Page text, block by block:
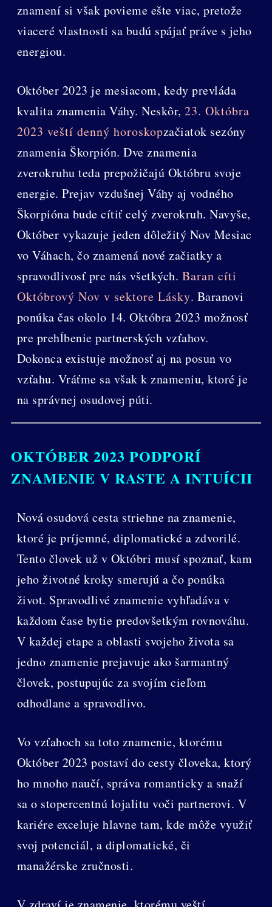
znamení si však povieme ešte viac, pretože
viaceré vlastnosti sa budú spájať práve s jeho
energiou.
Október 2023 je mesiacom, kedy prevláda
kvalita znamenia Váhy. Neskôr,23. Októbra
2023 veští denný horoskopzačiatok sezóny
znamenia Škorpión. Dve znamenia
zverokruhu teda prepožičajú Októbru svoje
energie. Prejav vzdušnej Váhy aj vodného
Škorpióna bude cítiť celý zverokruh. Navyše,
Október vykazuje jeden dôležitý Nov Mesiac
vo Váhach, čo znamená nové začiatky a
spravodlivosť pre nás všetkých. Baran cíti
Októbrový Nov v sektore Lásky. Baranovi
ponúka čas okolo 14. Októbra 2023 možnosť
pre prehĺbenie partnerských vzťahov.
Dokonca existuje možnosť aj na posun vo
vzťahu. Vráťme sa však k znameniu, ktoré je
na správnej osudovej púti.
OKTÓBER 2023 PODPORÍ
ZNAMENIE V RASTE A INTUÍCII
Nová osudová cesta striehne na znamenie,
ktoré je príjemné, diplomatické a zdvorilé.
Tento človek už v Októbri musí spoznať, kam
jeho životné kroky smerujú a čo ponúka
život. Spravodlivé znamenie vyhľadáva v
každom čase bytie predovšetkým rovnováhu.
V každej etape a oblasti svojeho života sa
jedno znamenie prejavuje ako šarmantný
človek, postupujúc za svojím cieľom
odhodlane a spravodlivo.
Vo vzťahoch sa toto znamenie, ktorému
Október 2023 postaví do cesty človeka, ktorý
ho mnoho naučí, správa romanticky a snaží
sa o stopercentnú lojalitu voči partnerovi. V
kariére exceluje hlavne tam, kde môže využiť
svoj potenciál, a diplomatické, či
manažérske zručnosti.